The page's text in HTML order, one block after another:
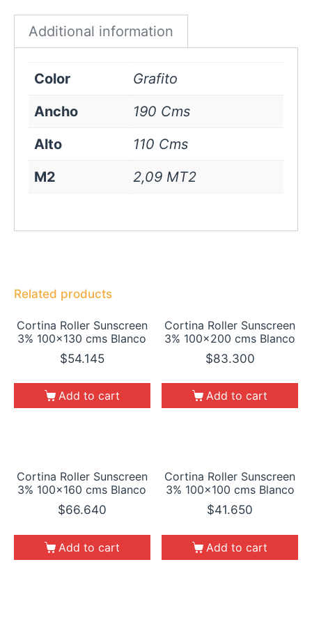
Additional information
Color
Grafito
Ancho
190 Cms
Alto
110 Cms
M2
2,09 MT2
Related products
Cortina Roller Sunscreen
3% 100×130 cms Blanco
$54.145
Add to cart
Cortina Roller Sunscreen
3% 100×200 cms Blanco
$83.300
Add to cart
Cortina Roller Sunscreen
3% 100×160 cms Blanco
$66.640
Add to cart
Cortina Roller Sunscreen
3% 100×100 cms Blanco
$41.650
Add to cart